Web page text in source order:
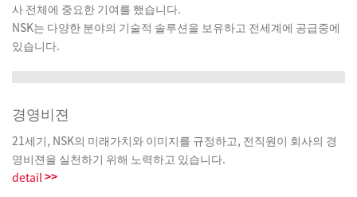
사 전체에 중요한 기여를 했습니다.
NSK는 다양한 분야의 기술적 솔루션을 보유하고 전세계에 공급중에
있습니다.
경영비젼
21세기, NSK의 미래가치와 이미지를 규정하고, 전직원이 회사의 경
영비젼을 실천하기 위해 노력하고 있습니다.
detail>>